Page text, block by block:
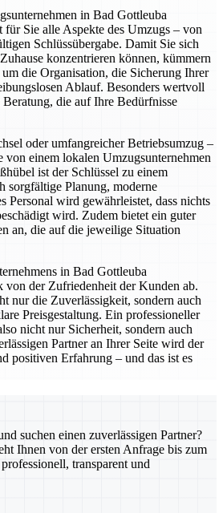
in Bad Gottleuba
Sie alle Aspekte des Umzugs – von
Schlüssübergabe. Damit Sie sich
konzentrieren können, kümmern
die Organisation, die Sicherung Ihrer
Ablauf. Besonders wertvoll
die auf Ihre Bedürfnisse
oder umfangreicher Betriebsumzug –
von einem lokalen Umzugsunternehmen
ist der Schlüssel zu einem
sorgfältige Planung, moderne
Personal wird gewährleistet, dass nichts
wird. Zudem bietet ein guter
an, die auf die jeweilige Situation
in Bad Gottleuba
von der Zufriedenheit der Kunden ab.
nur die Zuverlässigkeit, sondern auch
Preisgestaltung. Ein professioneller
nicht nur Sicherheit, sondern auch
Partner an Ihrer Seite wird der
positiven Erfahrung – und das ist es
suchen einen zuverlässigen Partner?
Ihnen von der ersten Anfrage bis zum
transparent und